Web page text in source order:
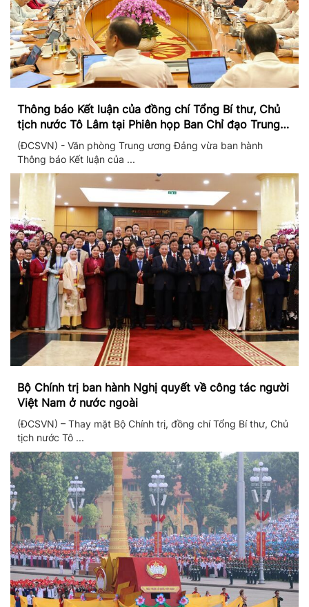
Thông báo Kết luận của đồng chí Tổng Bí thư, Chủ
tịch nước Tô Lâm tại Phiên họp Ban Chỉ đạo Trung
ương thực hiện Nghị quyết 57
(ĐCSVN) - Văn phòng Trung ương Đảng vừa ban hành
Thông báo Kết luận của ...
Bộ Chính trị ban hành Nghị quyết về công tác người
Việt Nam ở nước ngoài
(ĐCSVN) – Thay mặt Bộ Chính trị, đồng chí Tổng Bí thư, Chủ
tịch nước Tô ...